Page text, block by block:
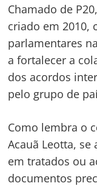
Chamado de
criado em 2010,
parlamentares
a fortalecer a
dos acordos
pelo grupo de
Como lembra o
Acauã Leotta, se
em tratados ou
documentos